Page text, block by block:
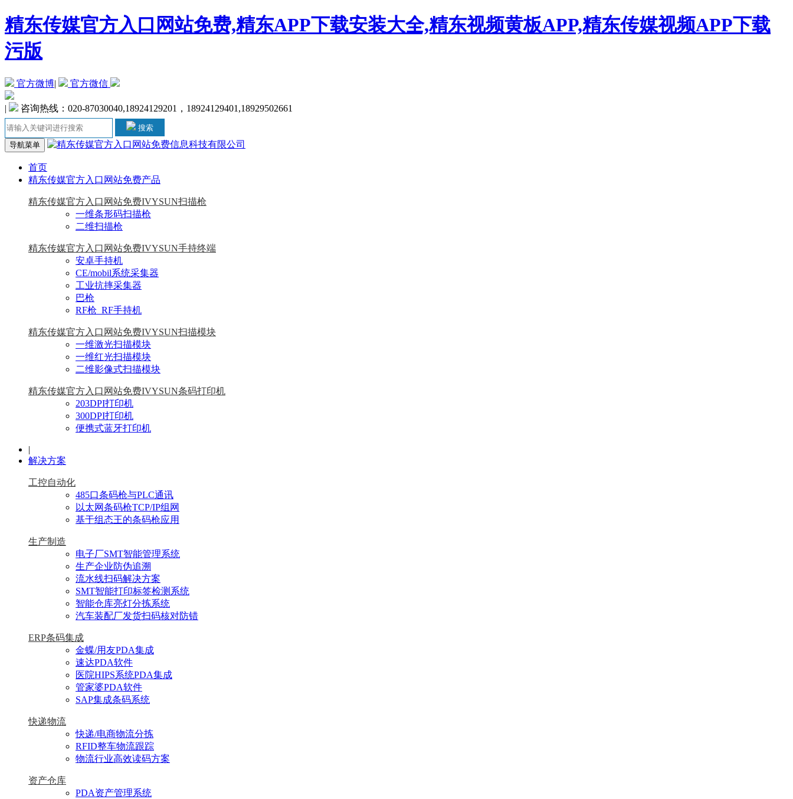
精东传媒官方入口网站免费,精东APP下载安装大全,精东视频黄板APP,精东传媒视频APP下载
污版
官方微博| 官方微信
| 咨询热线：020-87030040,18924129201，18924129401,18929502661
搜索
导航菜单
首页
精东传媒官方入口网站免费产品
精东传媒官方入口网站免费IVYSUN扫描枪
一维条形码扫描枪
二维扫描枪
精东传媒官方入口网站免费IVYSUN手持终端
安卓手持机
CE/mobil系统采集器
工业抗摔采集器
巴枪
RF枪_RF手持机
精东传媒官方入口网站免费IVYSUN扫描模块
一维激光扫描模块
一维红光扫描模块
二维影像式扫描模块
精东传媒官方入口网站免费IVYSUN条码打印机
203DPI打印机
300DPI打印机
便携式蓝牙打印机
|
解决方案
工控自动化
485口条码枪与PLC通讯
以太网条码枪TCP/IP组网
基于组态王的条码枪应用
生产制造
电子厂SMT智能管理系统
生产企业防伪追溯
流水线扫码解决方案
SMT智能打印标签检测系统
智能仓库亮灯分拣系统
汽车装配厂发货扫码核对防错
ERP条码集成
金蝶/用友PDA集成
速达PDA软件
医院HIPS系统PDA集成
管家婆PDA软件
SAP集成条码系统
快递物流
快递/电商物流分拣
RFID整车物流跟踪
物流行业高效读码方案
资产仓库
PDA资产管理系统